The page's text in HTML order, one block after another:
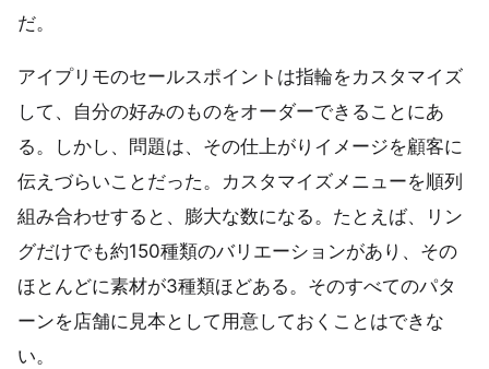
だ。
アイプリモのセールスポイントは指輪をカスタマイズ
して、自分の好みのものをオーダーできることにあ
る。しかし、問題は、その仕上がりイメージを顧客に
伝えづらいことだった。カスタマイズメニューを順列
組み合わせすると、膨大な数になる。たとえば、リン
グだけでも約150種類のバリエーションがあり、その
ほとんどに素材が3種類ほどある。そのすべてのパタ
ーンを店舗に見本として用意しておくことはできな
い。